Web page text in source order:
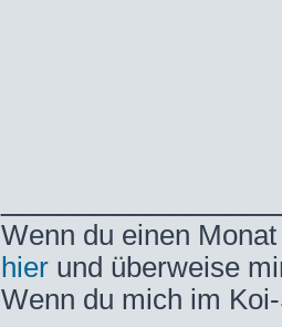
Wenn du einen
hier und überweise
Wenn du mich im